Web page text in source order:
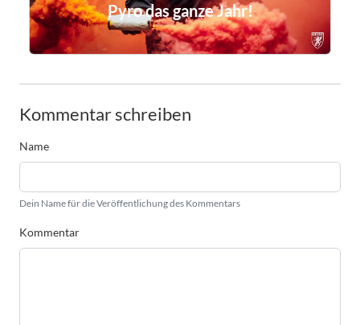
Pyro das ganze Jahr!
Kommentar schreiben
Name
Dein Name für die Veröffentlichung des Kommentars
Kommentar